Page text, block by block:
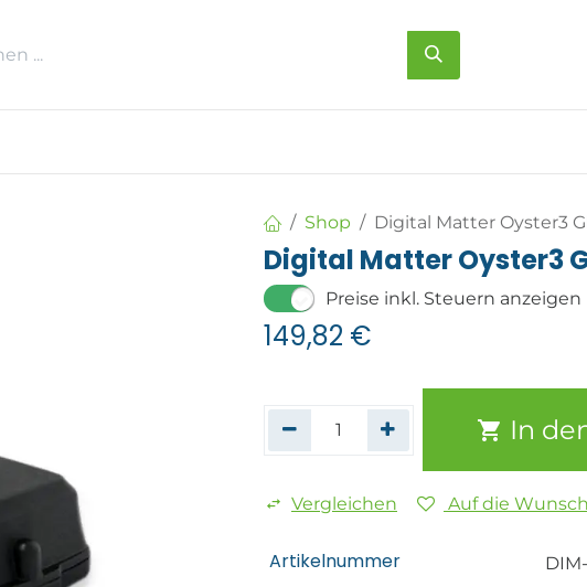
Shop Digital Matter Oyster3
Digital Matter Oyster3
Preise inkl. Steuern anzeigen
149,82 €
In
Vergleichen Auf die
Artikelnummer